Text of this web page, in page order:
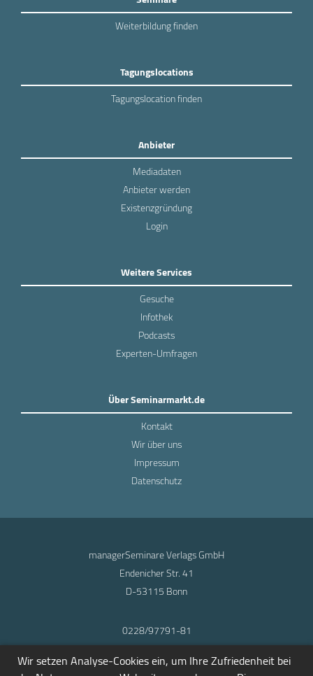
Weiterbildung finden
Tagungslocations
Tagungslocation finden
Anbieter
Mediadaten
Anbieter werden
Existenzgründung
Login
Weitere Services
Gesuche
Infothek
Podcasts
Experten-Umfragen
Über Seminarmarkt.de
Kontakt
Wir über uns
Impressum
Datenschutz
managerSeminare Verlags GmbH
Endenicher Str. 41
D-53115 Bonn
0228/97791-81
info@seminarmarkt.de
© 2001-2026
Wir setzen Analyse-Cookies ein, um Ihre Zufriedenheit bei